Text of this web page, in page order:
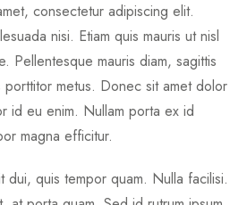
consectetur adipiscing elit.
nisi. Etiam quis mauris ut nisl
Pellentesque mauris diam, sagittis
metus. Donec sit amet dolor
id eu enim. Nullam porta ex id
magna efficitur.
dui, quis tempor quam. Nulla facilisi.